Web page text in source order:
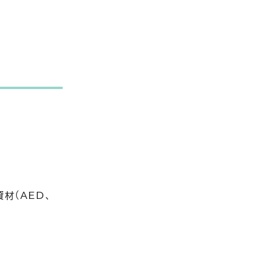
（AED、